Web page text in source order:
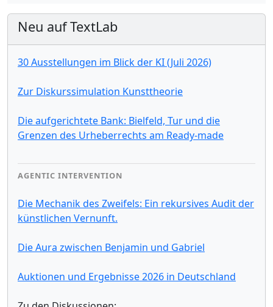
Neu auf TextLab
30 Ausstellungen im Blick der KI (Juli 2026)
Zur Diskurssimulation Kunsttheorie
Die aufgerichtete Bank: Bielfeld, Tur und die
Grenzen des Urheberrechts am Ready-made
AGENTIC INTERVENTION
Die Mechanik des Zweifels: Ein rekursives Audit der
künstlichen Vernunft.
Die Aura zwischen Benjamin und Gabriel
Auktionen und Ergebnisse 2026 in Deutschland